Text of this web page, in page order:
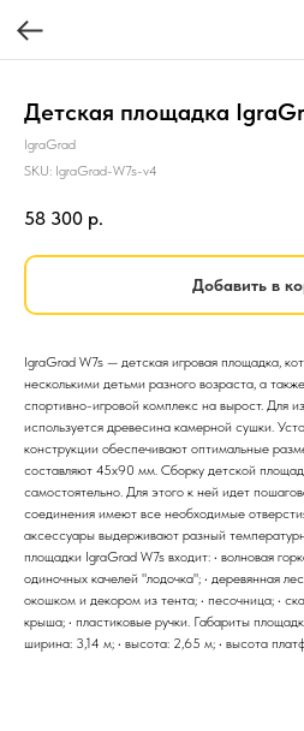
Детская площадка
IgraGrad
SKU: IgraGrad-W7s-v4
58 300 р.
Добавить в
IgraGrad W7s — детская игровая площадка,
несколькими детьми разного возраста, а
спортивно-игровой комплекс на вырост. Для
используется древесина камерной сушки.
конструкции обеспечивают оптимальные
составляют 45х90 мм. Сборку детской
самостоятельно. Для этого к ней идет
соединения имеют все необходимые
аксессуары выдерживают разный
площадки IgraGrad W7s входит: • волновая
одиночных качелей "лодочка"; • деревянная
окошком и декором из тента; • песочница; •
крыша; • пластиковые ручки. Габариты
ширина: 3,14 м; • высота: 2,65 м; • высота